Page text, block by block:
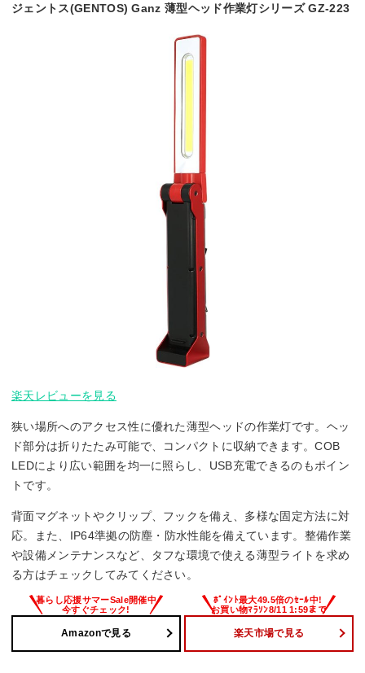
ジェントス(GENTOS) Ganz 薄型ヘッド作業灯シリーズ GZ-223
楽天レビューを見る
狭い場所へのアクセス性に優れた薄型ヘッドの作業灯です。ヘッ
ド部分は折りたたみ可能で、コンパクトに収納できます。COB
LEDにより広い範囲を均一に照らし、USB充電できるのもポイン
トです。
背面マグネットやクリップ、フックを備え、多様な固定方法に対
応。また、IP64準拠の防塵・防水性能を備えています。整備作業
や設備メンテナンスなど、タフな環境で使える薄型ライトを求め
る方はチェックしてみてください。
Amazonで見る 楽天市場で見る